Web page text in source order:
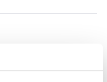
Selectivo (5mg)